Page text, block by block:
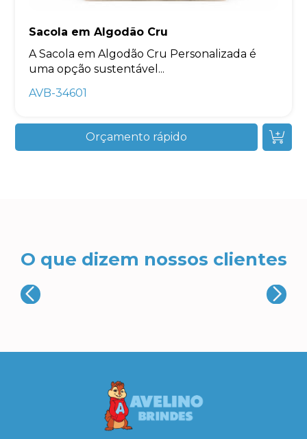
Sacola em Algodão Cru
A Sacola em Algodão Cru Personalizada é
uma opção sustentável...
AVB-34601
Orçamento rápido
O que dizem nossos clientes